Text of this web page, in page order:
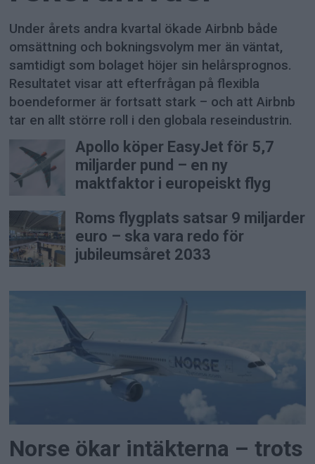
Under årets andra kvartal ökade Airbnb både
omsättning och bokningsvolym mer än väntat,
samtidigt som bolaget höjer sin helårsprognos.
Resultatet visar att efterfrågan på flexibla
boendeformer är fortsatt stark – och att Airbnb
tar en allt större roll i den globala reseindustrin.
Apollo köper EasyJet för 5,7
miljarder pund – en ny
maktfaktor i europeiskt flyg
Roms flygplats satsar 9 miljarder
euro – ska vara redo för
jubileumsåret 2033
Norse ökar intäkterna – trots